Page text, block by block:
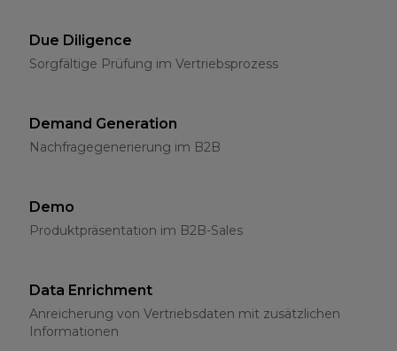
Due Diligence
Sorgfältige Prüfung im Vertriebsprozess
Demand Generation
Nachfragegenerierung im B2B
Demo
Produktpräsentation im B2B-Sales
Data Enrichment
Anreicherung von Vertriebsdaten mit zusätzlichen
Informationen